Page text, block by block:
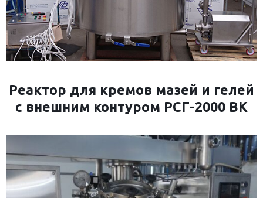
Реактор для кремов мазей и гелей
с внешним контуром РСГ-2000 ВК